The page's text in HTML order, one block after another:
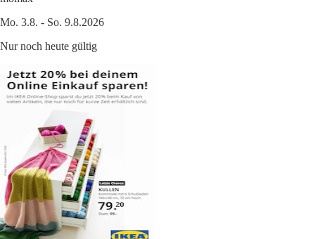
Mo. 3.8. - So. 9.8.2026
Nur noch heute gültig